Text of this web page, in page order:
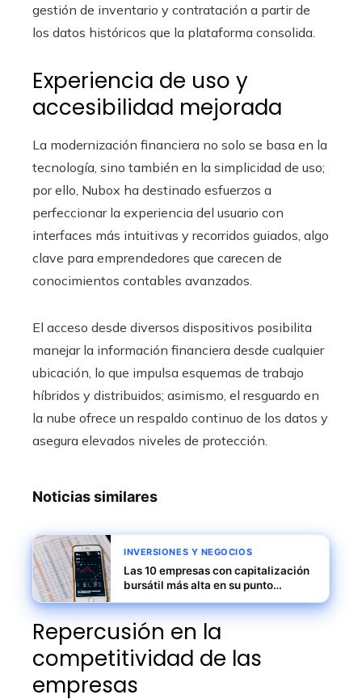
gestión de inventario y contratación a partir de
los datos históricos que la plataforma consolida.
Experiencia de uso y
accesibilidad mejorada
La modernización financiera no solo se basa en la
tecnología, sino también en la simplicidad de uso;
por ello, Nubox ha destinado esfuerzos a
perfeccionar la experiencia del usuario con
interfaces más intuitivas y recorridos guiados, algo
clave para emprendedores que carecen de
conocimientos contables avanzados.
El acceso desde diversos dispositivos posibilita
manejar la información financiera desde cualquier
ubicación, lo que impulsa esquemas de trabajo
híbridos y distribuidos; asimismo, el resguardo en
la nube ofrece un respaldo continuo de los datos y
asegura elevados niveles de protección.
Noticias similares
INVERSIONES Y NEGOCIOS
Las 10 empresas con capitalización
bursátil más alta en su punto
máximo
Repercusión en la
competitividad de las
empresas